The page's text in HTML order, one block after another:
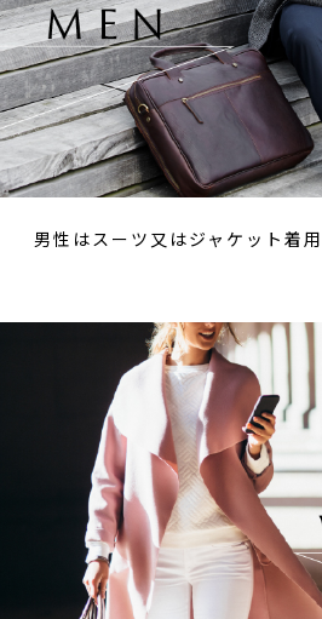
男性はスーツ又はジャケット着